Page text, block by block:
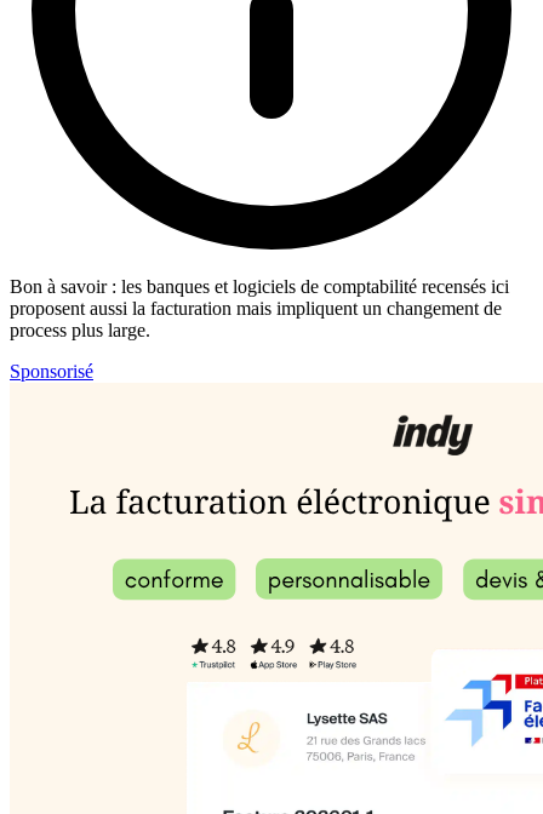
Bon à savoir: les banques et logiciels de comptabilité recensés ici
proposent aussi la facturation mais impliquent un changement de
process plus large.
Sponsorisé